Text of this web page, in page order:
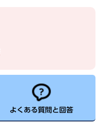
よくある質問と回答